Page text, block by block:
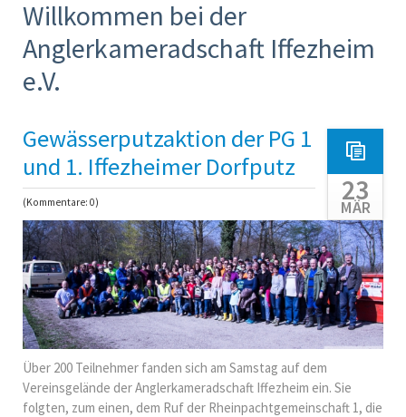
Willkommen bei der
Anglerkameradschaft Iffezheim
e.V.
Gewässerputzaktion der PG 1
und 1. Iffezheimer Dorfputz
23
MÄR
(Kommentare: 0)
Über 200 Teilnehmer fanden sich am Samstag auf dem
Vereinsgelände der Anglerkameradschaft Iffezheim ein. Sie
folgten, zum einen, dem Ruf der Rheinpachtgemeinschaft 1, die